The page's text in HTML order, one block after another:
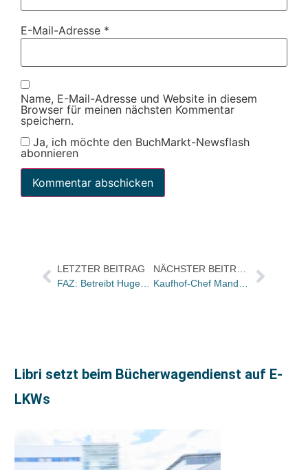
E-Mail-Adresse *
Name, E-Mail-Adresse und Website in diesem
Browser für meinen nächsten Kommentar
speichern.
Ja, ich möchte den BuchMarkt-Newsflash
abonnieren
LETZTER BEITRAG
FAZ: Betreibt Hugendubel „buchhändlerische Selbstverstümmelung“? / Chance für die Kleinen?
NÄCHSTER BEITRAG
Kaufhof-Chef Mandac: „Das Warenhaus ist kein Auslaufmodell“ / FTD: Hertie wird filetiert
Libri setzt beim Bücherwagendienst auf E-
LKWs